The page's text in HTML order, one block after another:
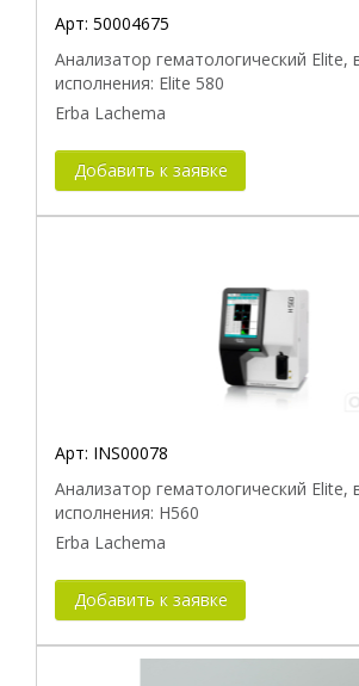
Арт: 50004675
Анализатор гематологический Elite,
исполнения: Elite 580
Erba Lachema
Добавить к заявке
Арт: INS00078
Анализатор гематологический Elite,
исполнения: H560
Erba Lachema
Добавить к заявке